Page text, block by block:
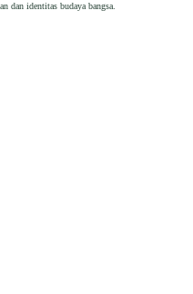
dan identitas budaya bangsa.